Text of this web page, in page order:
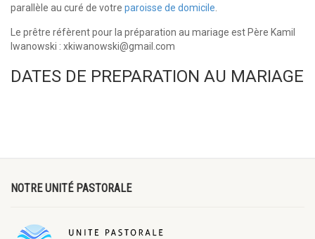
parallèle au curé de votre paroisse de domicile
Le prêtre réfèrent pour la préparation au mariage est Père Kamil
Iwanowski : xkiwanowski@gmail.com
DATES DE PREPARATION AU MARIAGE
NOTRE UNITÉ PASTORALE